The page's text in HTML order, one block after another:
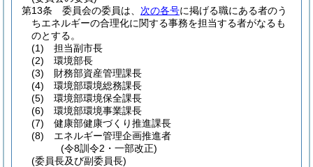
第13条
委員会の委員は、 次の各号に掲げる職にある者のう
ちエネルギーの合理化に関する事務を担当する者がなるも
のとする。
(1)
担当副市長
(2)
環境部長
(3)
財務部資産管理課長
(4)
環境部環境総務課長
(5)
環境部環境保全課長
(6)
環境部環境事業課長
(7)
健康部健康づくり推進課長
(8)
エネルギー管理企画推進者
(令8訓令2・一部改正)
(委員長及び副委員長)